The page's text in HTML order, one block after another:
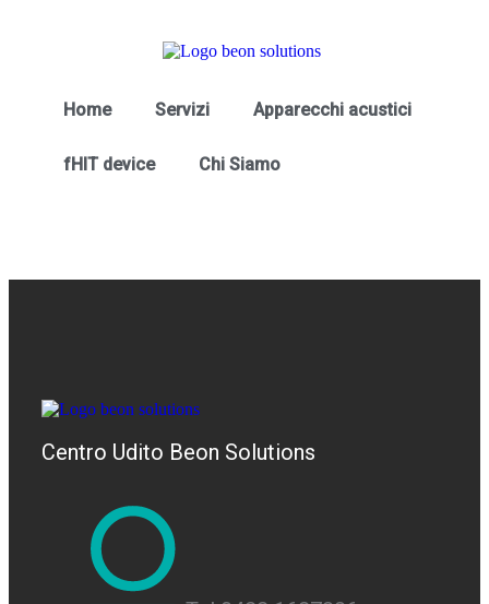
Home Servizi Apparecchi acustici
fHIT device Chi Siamo
Centro Udito Beon Solutions